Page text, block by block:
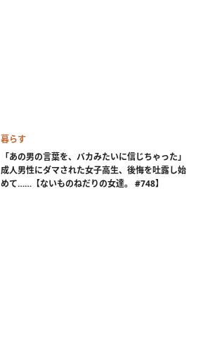
暮らす
「あの男の言葉を、バカみたいに信じちゃった」
成人男性にダマされた女子高生、後悔を吐露し始
めて……【ないものねだりの女達。 #748】